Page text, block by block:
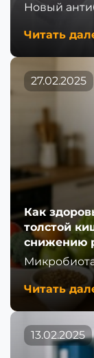
Новый
Читать
27.02.2025
Как
толстой
снижению
Читать
13.02.2025